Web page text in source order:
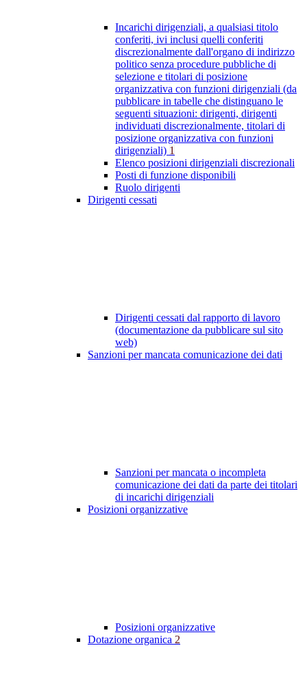
Incarichi dirigenziali, a qualsiasi titolo
conferiti, ivi inclusi quelli conferiti
discrezionalmente dall'organo di indirizzo
politico senza procedure pubbliche di
selezione e titolari di posizione
organizzativa con funzioni dirigenziali (da
pubblicare in tabelle che distinguano le
seguenti situazioni: dirigenti, dirigenti
individuati discrezionalmente, titolari di
posizione organizzativa con funzioni
dirigenziali) 1
Elenco posizioni dirigenziali discrezionali
Posti di funzione disponibili
Ruolo dirigenti
Dirigenti cessati
Dirigenti cessati dal rapporto di lavoro
(documentazione da pubblicare sul sito
web)
Sanzioni per mancata comunicazione dei dati
Sanzioni per mancata o incompleta
comunicazione dei dati da parte dei titolari
di incarichi dirigenziali
Posizioni organizzative
Posizioni organizzative
Dotazione organica 2